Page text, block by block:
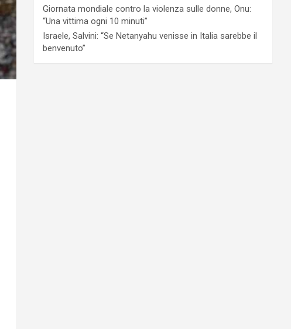
Giornata mondiale contro la violenza sulle donne, Onu:
“Una vittima ogni 10 minuti”
Israele, Salvini: “Se Netanyahu venisse in Italia sarebbe il
benvenuto”